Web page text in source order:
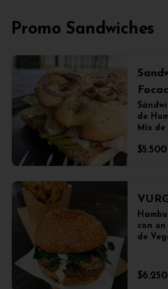
Promo Sandwiches
de
Mix
$5.500
con
de
$6.250